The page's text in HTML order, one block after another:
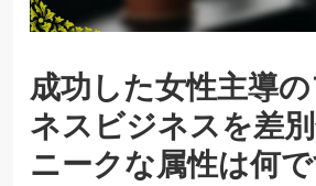
成功した女性主導
ネスビジネスを差
ニークな属性は何